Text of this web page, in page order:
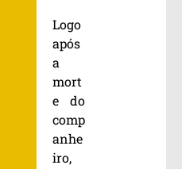
Logo
após
a
mort
e do
comp
anhe
iro,